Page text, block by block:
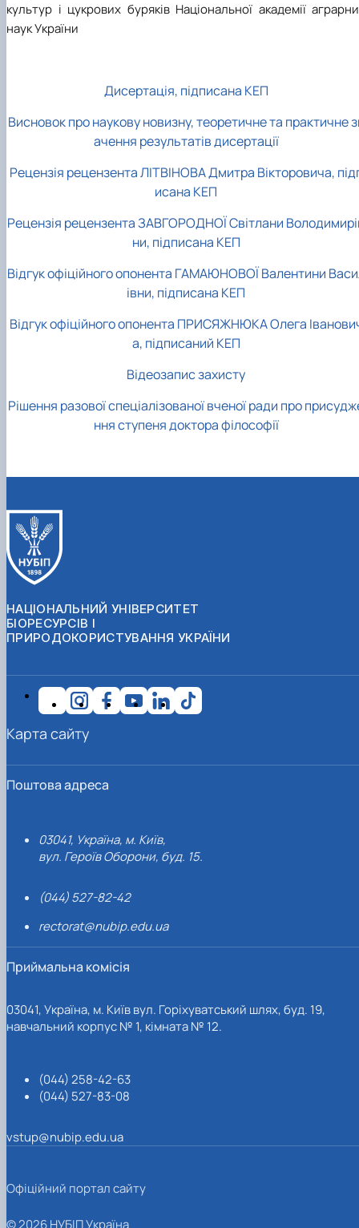
культур і цукрових буряків Національної академії
наук України
Дисертація, підписана КЕП
Висновок про наукову новизну, теоретичне та практичне
ачення результатів дисертації
Рецензія рецензента ЛІТВІНОВА Дмитра Вікторовича,
исана КЕП
Рецензія рецензента ЗАВГОРОДНОЇ Світлани
ни, підписана КЕП
Відгук офіційного опонента ГАМАЮНОВОЇ Валентини
івни, підписана КЕП
Відгук офіційного опонента ПРИСЯЖНЮКА Олега
а, підписаний КЕП
Відеозапис захисту
Рішення разової спеціалізованої вченої ради про
ння ступеня доктора філософії
НАЦІОНАЛЬНИЙ УНІВЕРСИТЕТ
БІОРЕСУРСІВ І
ПРИРОДОКОРИСТУВАННЯ УКРАЇНИ
Поштова адреса
03041, Україна, м. Київ,
вул. Героїв Оборони, буд. 15.
(044) 527-82-42
rectorat@nubip.edu.ua
Приймальна комісія
03041, Україна, м. Київ вул. Горіхуватський шлях, буд. 19,
навчальний корпус № 1, кімната № 12.
(044) 258-42-63
(044) 527-83-08
vstup@nubip.edu.ua
Карта сайту
Офіційний портал сайту
© 2026 НУБІП Україна